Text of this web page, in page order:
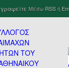
Μέσω RSSή